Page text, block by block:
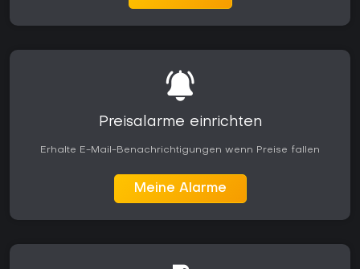
Preisalarme einrichten
Erhalte E-Mail-Benachrichtigungen wenn Preise fallen
Meine Alarme